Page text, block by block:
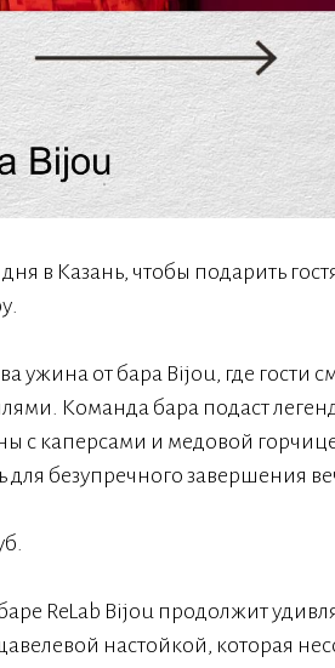
в Казань, чтобы подарить
ужина от бара Bijou, где гости
Команда бара подаст
с каперсами и медовой
для безупречного завершения
ReLab Bijou продолжит
настойкой, которая